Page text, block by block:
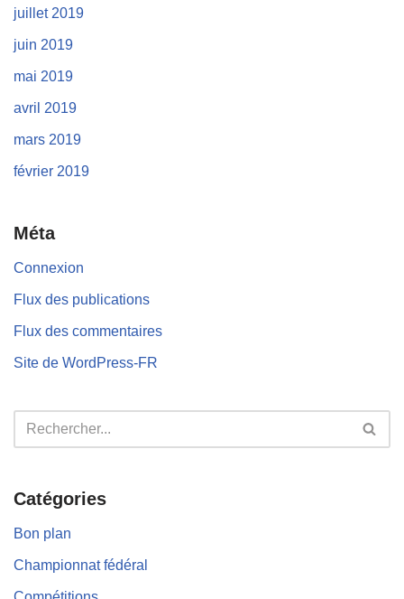
juillet 2019
juin 2019
mai 2019
avril 2019
mars 2019
février 2019
Méta
Connexion
Flux des publications
Flux des commentaires
Site de WordPress-FR
Catégories
Bon plan
Championnat fédéral